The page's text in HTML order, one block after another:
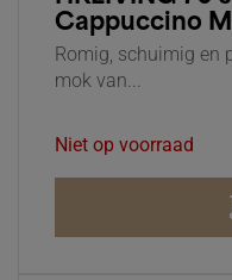
Cappuccino
Romig, schuimig en
mok van...
Niet op voorraad